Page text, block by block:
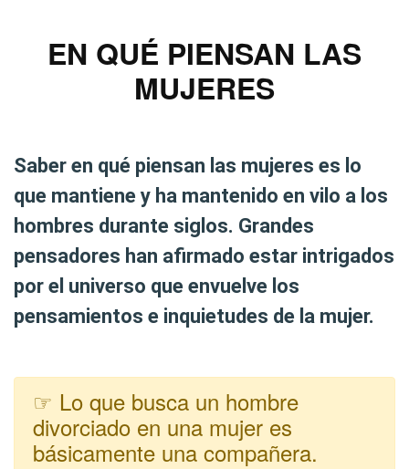
EN QUÉ PIENSAN LAS
MUJERES
Saber en qué piensan las mujeres es lo
que mantiene y ha mantenido en vilo a los
hombres durante siglos. Grandes
pensadores han afirmado estar intrigados
por el universo que envuelve los
pensamientos e inquietudes de la mujer.
☞ Lo que busca un hombre
divorciado en una mujer es
básicamente una compañera.